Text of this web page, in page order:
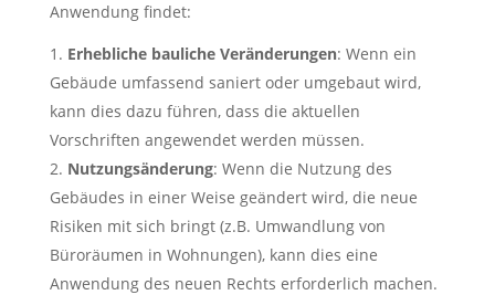
Anwendung findet:
Erhebliche bauliche Veränderungen: Wenn ein
Gebäude umfassend saniert oder umgebaut wird,
kann dies dazu führen, dass die aktuellen
Vorschriften angewendet werden müssen.
Nutzungsänderung: Wenn die Nutzung des
Gebäudes in einer Weise geändert wird, die neue
Risiken mit sich bringt (z.B. Umwandlung von
Büroräumen in Wohnungen), kann dies eine
Anwendung des neuen Rechts erforderlich machen.